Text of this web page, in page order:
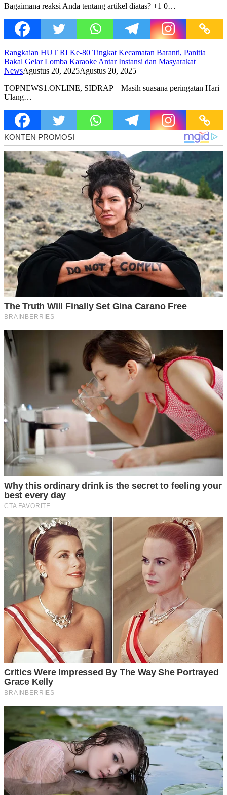
Bagaimana reaksi Anda tentang artikel diatas? +1 0…
Rangkaian HUT RI Ke-80 Tingkat Kecamatan Baranti, Panitia
Bakal Gelar Lomba Karaoke Antar Instansi dan Masyarakat
NewsAgustus 20, 2025Agustus 20, 2025
TOPNEWS1.ONLINE, SIDRAP – Masih suasana peringatan Hari
Ulang…